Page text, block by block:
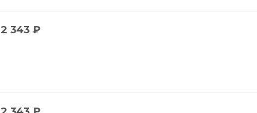
2 343₽